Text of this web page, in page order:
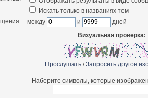
Искать только в названиях тем
между и
дней
Визуальная проверка:
Прослушать /Запросить другое
Наберите символы, которые